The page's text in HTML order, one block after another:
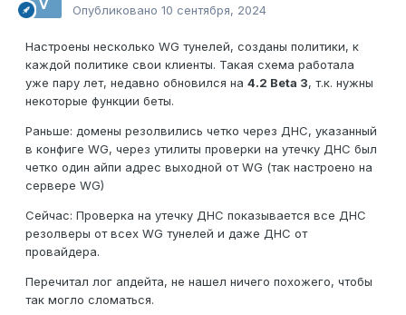
Опубликовано 10 сентября, 2024
Настроены несколько WG тунелей, созданы политики, к
каждой политике свои клиенты. Такая схема работала
уже пару лет, недавно обновился на 4.2 Beta 3, т.к. нужны
некоторые функции беты.
Раньше: домены резолвились четко через ДНС, указанный
в конфиге WG, через утилиты проверки на утечку ДНС был
четко один айпи адрес выходной от WG (так настроено на
сервере WG)
Сейчас: Проверка на утечку ДНС показывается все ДНС
резолверы от всех WG тунелей и даже ДНС от
провайдера.
Перечитал лог апдейта, не нашел ничего похожего, чтобы
так могло сломаться.